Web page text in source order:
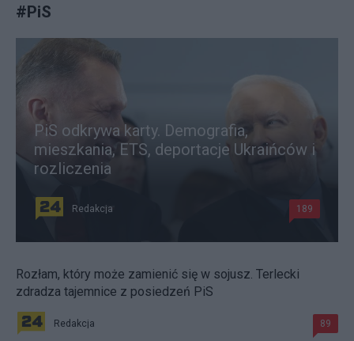
#PiS
PiS odkrywa karty. Demografia,
mieszkania, ETS, deportacje Ukraińców i
rozliczenia
Redakcja 189
Rozłam, który może zamienić się w sojusz. Terlecki
zdradza tajemnice z posiedzeń PiS
Redakcja 89